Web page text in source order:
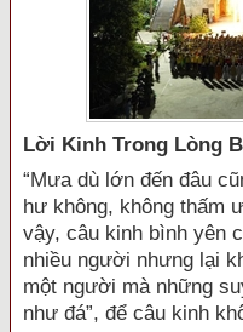
Lời Kinh Trong Lòng
“Mưa dù lớn đến đâu
hư không, không thấm
vậy, câu kinh bình yên
nhiều người nhưng lại
một người mà những
như đá”, để câu kinh